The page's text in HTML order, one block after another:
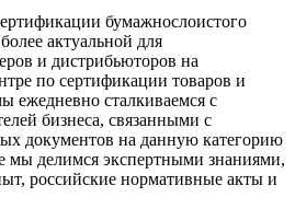
бумажнослоистого
актуальной для
и дистрибьюторов на
по сертификации товаров и
ежедневно сталкиваемся с
бизнеса, связанными с
документов на данную категорию
мы делимся экспертными знаниями,
российские нормативные акты и